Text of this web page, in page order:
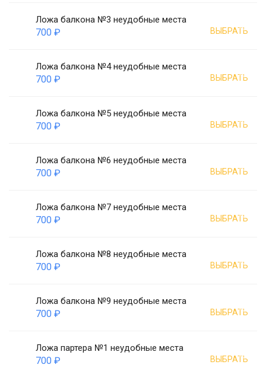
Ложа балкона №3 неудобные места
700 ₽ ВЫБРАТЬ
Ложа балкона №4 неудобные места
700 ₽ ВЫБРАТЬ
Ложа балкона №5 неудобные места
700 ₽ ВЫБРАТЬ
Ложа балкона №6 неудобные места
700 ₽ ВЫБРАТЬ
Ложа балкона №7 неудобные места
700 ₽ ВЫБРАТЬ
Ложа балкона №8 неудобные места
700 ₽ ВЫБРАТЬ
Ложа балкона №9 неудобные места
700 ₽ ВЫБРАТЬ
Ложа партера №1 неудобные места
700 ₽ ВЫБРАТЬ